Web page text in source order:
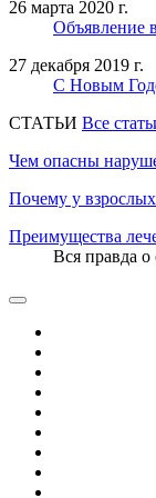
26 марта 2020 г.
Объявление
27 декабря 2019 г.
С Новым
CТАТЬИ Все
Чем опасны
Почему у
Преимущества
Вся правда